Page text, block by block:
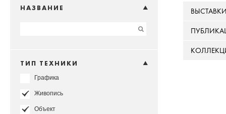
НАЗВАНИЕ
ТИП ТЕХНИКИ
Графика
Живопись
Объект